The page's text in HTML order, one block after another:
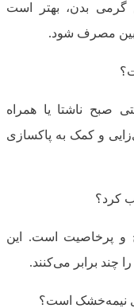
گرمی بدن، بهتر است
مصرف شود.
ناشتا یا همراه
و کمک به پاکسازی
کرد؟
و پرخاصیت است. این
چند برابر می‌کنند.
نیمه‌خشک است؟